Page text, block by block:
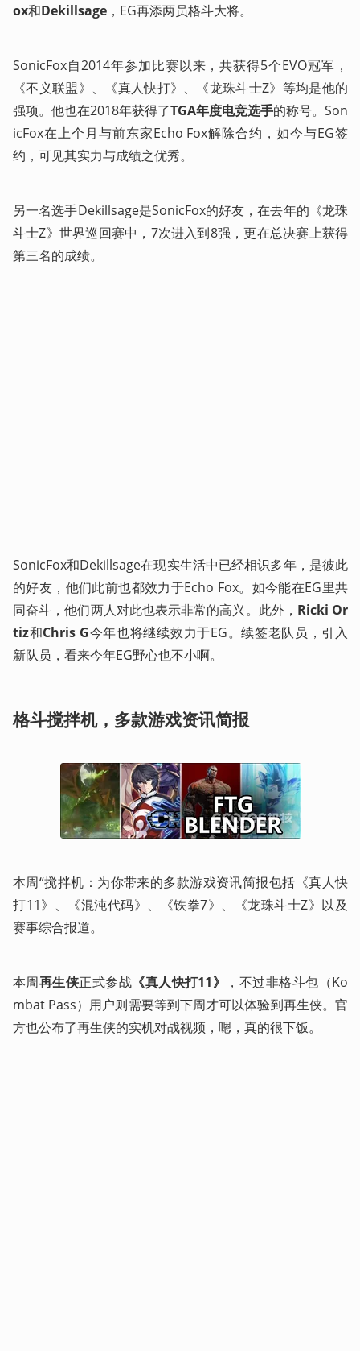
ox和Dekillsage ，EG再添两员格斗大将。
SonicFox自2014年参加比赛以来，共获得5个EVO冠军，
《不义联盟》、《真人快打》、《龙珠斗士Z》等均是他的
强项。他也在2018年获得了TGA年度电竞选手的称号。Son
icFox在上个月与前东家Echo Fox解除合约，如今与EG签
约，可见其实力与成绩之优秀。
另一名选手Dekillsage是SonicFox的好友，在去年的《龙珠
斗士Z》世界巡回赛中，7次进入到8强，更在总决赛上获得
第三名的成绩。
SonicFox和Dekillsage在现实生活中已经相识多年，是彼此
的好友，他们此前也都效力于Echo Fox。如今能在EG里共
同奋斗，他们两人对此也表示非常的高兴。此外， Ricki Or
tiz和Chris G今年也将继续效力于EG。续签老队员，引入
新队员，看来今年EG野心也不小啊。
格斗搅拌机，多款游戏资讯简报
本周“搅拌机：为你带来的多款游戏资讯简报包括《真人快
打11》、《混沌代码》、《铁拳7》、《龙珠斗士Z》以及
赛事综合报道。
本周再生侠正式参战 《真人快打11》
，不过非格斗包（Ko
mbat Pass）用户则需要等到下周才可以体验到再生侠。官
方也公布了再生侠的实机对战视频，嗯，真的很下饭。